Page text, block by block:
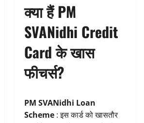
क्या हैं PM
SVANidhi Credit
Card के खास
फीचर्स?
PM SVANidhi Loan
Scheme : इस कार्ड को खासतौर